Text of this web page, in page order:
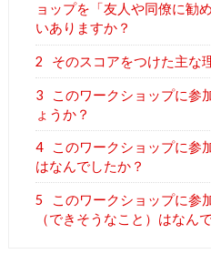
ョップを「友人や同僚に勧
いありますか？
2 そのスコアをつけた主な
3
このワークショップに参
ょうか？
4
このワークショップに参
はなんでしたか？
5
このワークショップに参
（できそうなこと）はなん